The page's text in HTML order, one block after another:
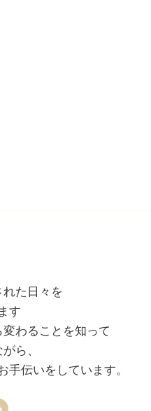
た日々を
す
わることを知って
ら、
手伝いをしています。